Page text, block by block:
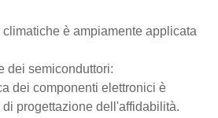
climatiche è ampiamente applicata
dei semiconduttori:
dei componenti elettronici è
progettazione dell'affidabilità.